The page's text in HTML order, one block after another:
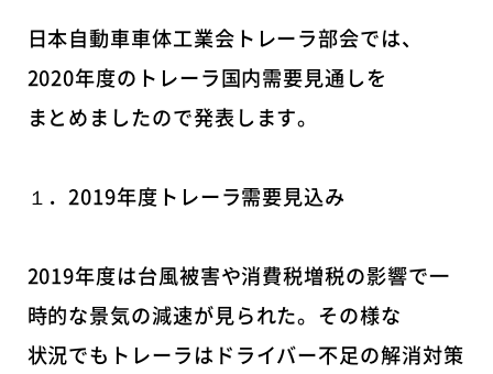
日本自動車車体工業会トレーラ部会では、
2020年度のトレーラ国内需要見通しを
まとめましたので発表します。
１．2019年度トレーラ需要見込み
2019年度は台風被害や消費税増税の影響で一
時的な景気の減速が見られた。その様な
状況でもトレーラはドライバー不足の解消対策